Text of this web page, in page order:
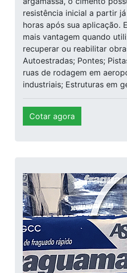
resistência inicial a partir
horas após sua aplicação.
mais vantagem quando
recuperar ou reabilitar
Autoestradas; Pontes;
ruas de rodagem em
industriais; Estruturas em
Cotar agora